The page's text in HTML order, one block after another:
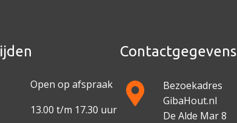
Open op afspraak
13.00 t/m 17.30 uur
Contactgegevens
Bezoekadres
GibaHout.nl
De Alde Mar 8